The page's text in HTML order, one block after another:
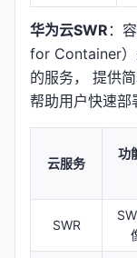
华为云SWR ：
for Container）
的服务， 提供
帮助用户快速部
云服务
功
SWR